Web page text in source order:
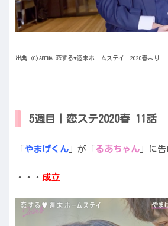
出典 (C)ABEMA 恋する♥週末ホームステイ 2020春より
5週目｜恋ステ2020春 11話
「 やまげくん 」が「 るあちゃん 」に告
・・・ 成立